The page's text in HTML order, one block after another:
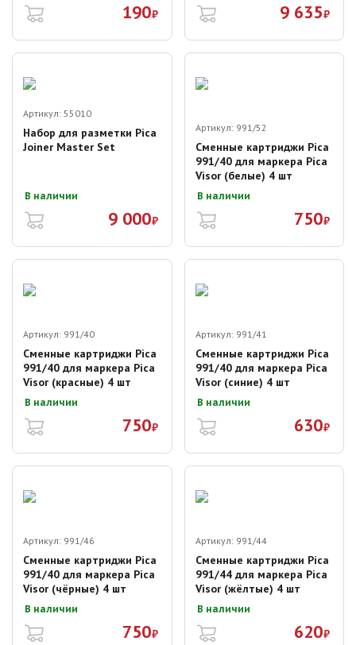
190₽ 9 635₽
Артикул: 55010
Набор для разметки Pica
Joiner Master Set
В наличии
9 000₽
Артикул: 991/52
Сменные картриджи Pica
991/40 для маркера Pica
Visor (белые) 4 шт
В наличии
750₽
Артикул: 991/40
Сменные картриджи Pica
991/40 для маркера Pica
Visor (красные) 4 шт
В наличии
750₽
Артикул: 991/41
Сменные картриджи Pica
991/40 для маркера Pica
Visor (синие) 4 шт
В наличии
630₽
Артикул: 991/46
Сменные картриджи Pica
991/40 для маркера Pica
Visor (чёрные) 4 шт
В наличии
750₽
Артикул: 991/44
Сменные картриджи Pica
991/44 для маркера Pica
Visor (жёлтые) 4 шт
В наличии
620₽